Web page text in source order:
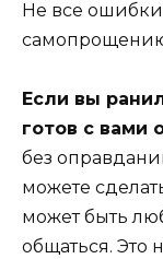
Не все
самопрощению
Если вы
готов с вами
без
можете
может быть
общаться. Это